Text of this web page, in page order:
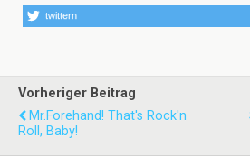
twittern
Vorheriger Beitrag
Mr.Forehand! That's Rock'n
Roll, Baby!